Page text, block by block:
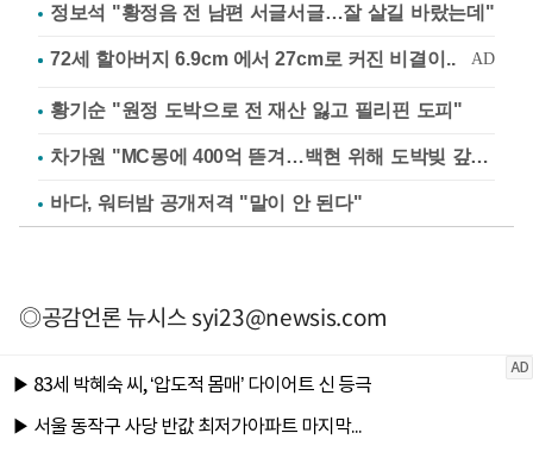
정보석 "황정음 전 남편 서글서글…잘 살길 바랐는데"
황기순 "원정 도박으로 전 재산 잃고 필리핀 도피"
차가원 "MC몽에 400억 뜯겨…백현 위해 도박빚 갚아줘"
바다, 워터밤 공개저격 "말이 안 된다"
◎공감언론 뉴시스syi23@newsis.com